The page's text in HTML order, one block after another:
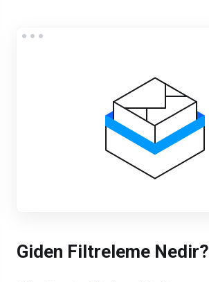
Giden Filtreleme Nedir?